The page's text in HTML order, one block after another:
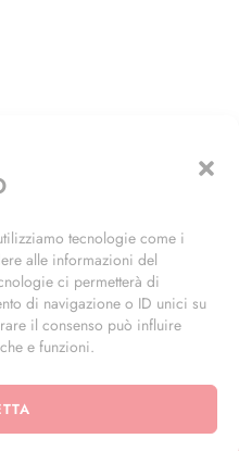
tecnologie come i
alle informazioni del
ci permetterà di
di navigazione o ID unici su
il consenso può influire
e funzioni.
Naviglio (MI)